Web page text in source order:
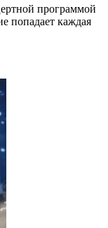
программой
попадает каждая